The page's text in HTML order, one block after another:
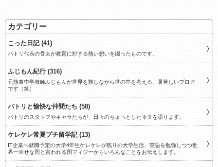
カテゴリー
こった日記 (41)
パトリ代表の骨太が教育に対する熱い想いを綴ったものです。
ふじもん紀行 (316)
元熱血中学教師ふじもんが世界を旅しながら世の中を考える、暑苦しいブログ
です（笑）
パトリと愉快な仲間たち (58)
パトリのスタッフやキャラたちが、日々のちょっとしたネタを語ります。
ケレケレ常夏プチ留学記 (13)
IT企業へ就職予定の大学4年生ケレケレが残りの大学生活、英語を勉強しつつ世
界一幸せな国と言われる国フィジーからいろんなことをお伝えします。